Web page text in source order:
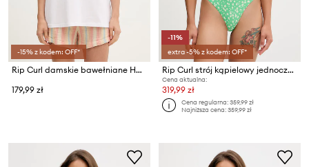
-15% z kodem: OFF*
Rip Curl damskie bawełniane HAYLEY O HERITAGE
179,99 zł
-11%
extra -5% z kodem: OFF*
Rip Curl strój kąpielowy jednoczęściowy damski SURF SIDE
Cena aktualna:
319,99 zł
Cena regularna:359,99 zł
Najniższa cena:359,99 zł